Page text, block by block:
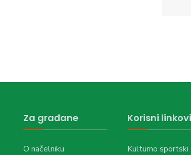
Za građane
O načelniku
Korisni linkovi
Kulturno sportski